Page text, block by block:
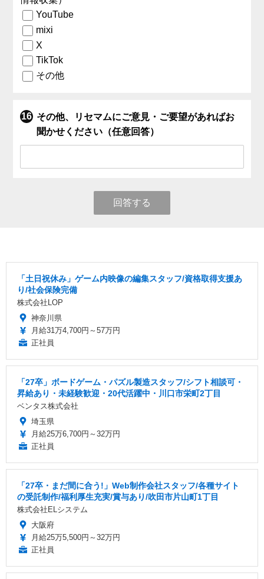
YouTube
mixi
X
TikTok
その他
その他、リセマムにご意見・ご要望があればお
聞かせください（任意回答）
回答する
「土日祝休み」ゲーム内映像の編集スタッフ/資格取得支援あ
り/社会保険完備
株式会社LOP
神奈川県
月給31万4,700円～57万円
正社員
「27卒」ボードゲーム・パズル製造スタッフ/シフト相談可・
昇給あり・未経験歓迎・20代活躍中・川口市栄町2丁目
ベンタス株式会社
埼玉県
月給25万6,700円～32万円
正社員
「27卒・まだ間に合う!」Web制作会社スタッフ/各種サイト
の受託制作/福利厚生充実/賞与あり/吹田市片山町1丁目
株式会社ELシステム
大阪府
月給25万5,500円～32万円
正社員